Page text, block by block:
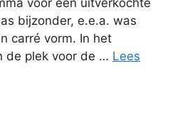
voor een uitverkochte
bijzonder, e.e.a. was
carré vorm. In het
de plek voor de … Lees